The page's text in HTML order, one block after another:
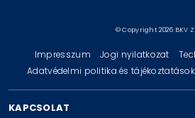
© Copyright 2026 BKV
Impresszum Jogi nyilatkozat
Adatvédelmi politika és tájékoztatások
KAPCSOLAT